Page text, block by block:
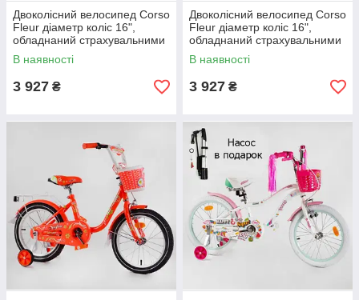
Двоколісний велосипед Corso
Fleur діаметр коліс 16",
обладнаний страхувальними
колесами, ручне гальмо,
кошик
В наявності
3 927 ₴
Двоколісний велосипед Corso
Fleur діаметр коліс 16",
обладнаний страхувальними
колесами, ручне гальмо,
кошик
В наявності
3 927 ₴